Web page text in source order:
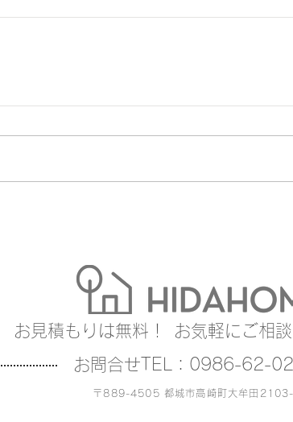
お見積もりは無料！
お気軽にご相談
お問合せTEL：0986-62-
〒889-4505 都城市高崎町大牟田